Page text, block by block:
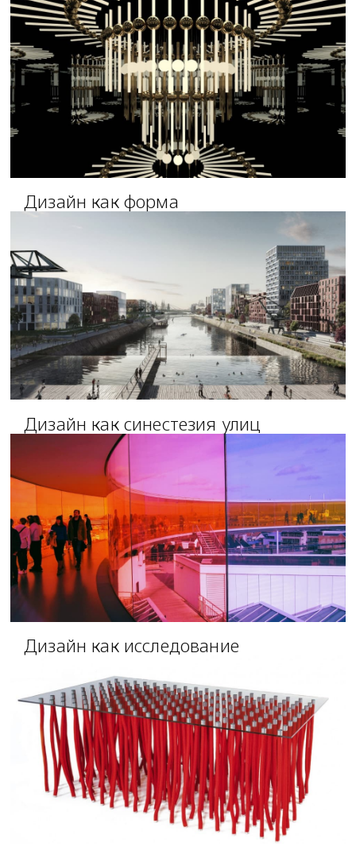
Дизайн как форма
Дизайн как синестезия улиц
Дизайн как исследование